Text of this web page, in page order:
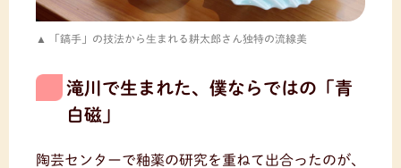
「鎬手」の技法から生まれる耕太郎さん独特の流線美
滝川で生まれた、僕ならではの「青
白磁」
陶芸センターで釉薬の研究を重ねて出合ったのが、